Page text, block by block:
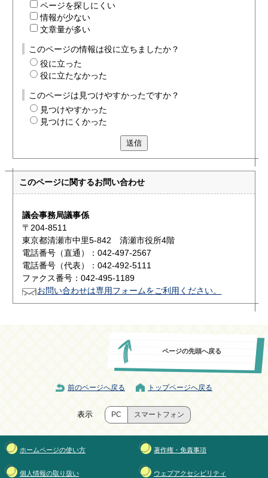
ページを探しにくい
情報が少ない
文章量が多い
このページの情報は役に立ちましたか？
役に立った
役に立たなかった
このページは見つけやすかったですか？
見つけやすかった
見つけにくかった
送信
このページに関するお問い合わせ
議会事務局議事係
〒204-8511
東京都清瀬市中里5-842 清瀬市役所4階
電話番号（直通）：042-497-2567
電話番号（代表）：042-492-5111
ファクス番号：042-495-1189
お問い合わせは専用フォームをご利用ください。
ページの先頭へ戻る
前のページへ戻る トップページへ戻る
表示 PC スマートフォン
ホームページの使い方 著作権・免責事項
個人情報の取り扱い ウェブアクセシビリティ